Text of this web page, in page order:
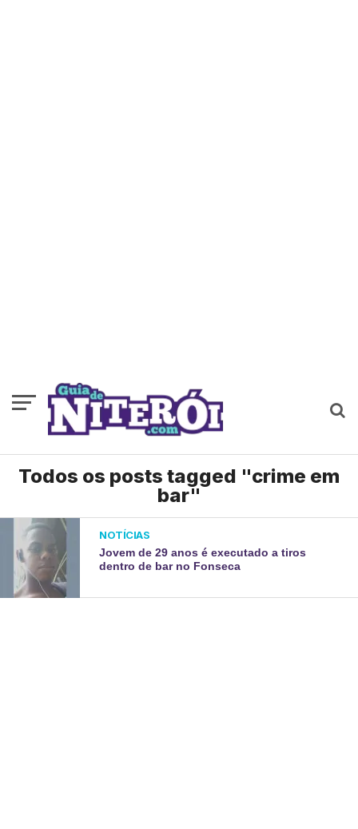
Todos os posts tagged "crime em
bar"
NOTÍCIAS
Jovem de 29 anos é executado a tiros
dentro de bar no Fonseca